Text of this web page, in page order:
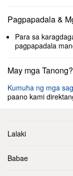
Pagpapadala &
Para sa
pagpapadala
May mga Tanong?
Kumuha ng mga
paano kami
Lalaki
Babae